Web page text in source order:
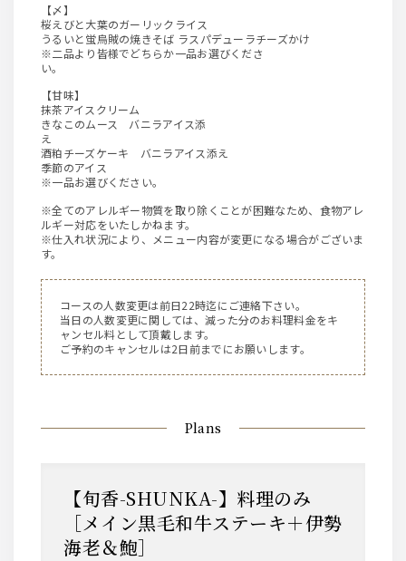
【〆】
桜えびと大葉のガーリックライス
うるいと蛍烏賊の焼きそば ラスパデューラチーズかけ
※二品より皆様でどちらか一品お選びくださ
い。
【甘味】
抹茶アイスクリーム
きなこのムース バニラアイス添
え
酒粕チーズケーキ バニラアイス添え
季節のアイス
※一品お選びください。
※全てのアレルギー物質を取り除くことが困難なため、食物アレ
ルギー対応をいたしかねます。
※仕入れ状況により、メニュー内容が変更になる場合がございま
す。
コースの人数変更は前日22時迄にご連絡下さい。
当日の人数変更に関しては、減った分のお料理料金をキ
ャンセル料として頂戴します。
ご予約のキャンセルは2日前までにお願いします。
Plans
【旬香-SHUNKA-】料理のみ
［メイン黒毛和牛ステーキ＋伊勢
海老＆鮑］